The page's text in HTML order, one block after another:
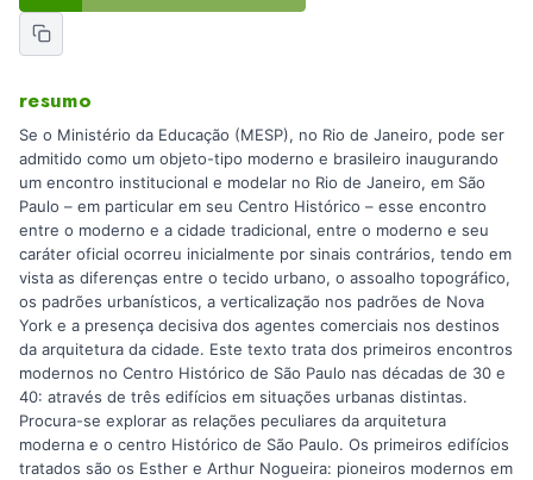
resumo
Se o Ministério da Educação (MESP), no Rio de Janeiro, pode ser
admitido como um objeto-tipo moderno e brasileiro inaugurando
um encontro institucional e modelar no Rio de Janeiro, em São
Paulo – em particular em seu Centro Histórico – esse encontro
entre o moderno e a cidade tradicional, entre o moderno e seu
caráter oficial ocorreu inicialmente por sinais contrários, tendo em
vista as diferenças entre o tecido urbano, o assoalho topográfico,
os padrões urbanísticos, a verticalização nos padrões de Nova
York e a presença decisiva dos agentes comerciais nos destinos
da arquitetura da cidade. Este texto trata dos primeiros encontros
modernos no Centro Histórico de São Paulo nas décadas de 30 e
40: através de três edifícios em situações urbanas distintas.
Procura-se explorar as relações peculiares da arquitetura
moderna e o centro Histórico de São Paulo. Os primeiros edifícios
tratados são os Esther e Arthur Nogueira: pioneiros modernos em